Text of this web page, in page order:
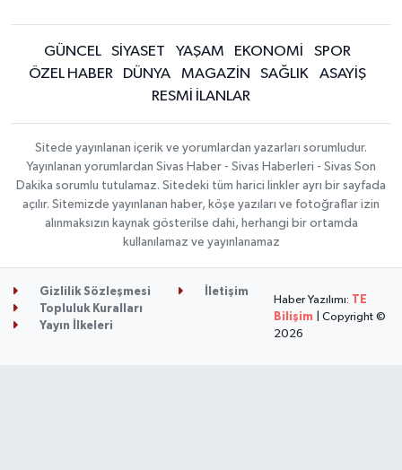
GÜNCEL SİYASET YAŞAM EKONOMİ
SPOR
ÖZEL HABER
DÜNYA MAGAZİN SAĞLIK
ASAYİŞ
RESMİ İLANLAR
Sitede yayınlanan içerik ve yorumlardan yazarları sorumludur.
Yayınlanan yorumlardan Sivas Haber - Sivas Haberleri - Sivas Son
Dakika sorumlu tutulamaz. Sitedeki tüm harici linkler ayrı bir sayfada
açılır. Sitemizde yayınlanan haber, köşe yazıları ve fotoğraflar izin
alınmaksızın kaynak gösterilse dahi, herhangi bir ortamda
kullanılamaz ve yayınlanamaz
Gizlilik Sözleşmesi
İletişim
Topluluk Kuralları
Yayın İlkeleri
Haber Yazılımı: TE
Bilişim | Copyright ©
2026